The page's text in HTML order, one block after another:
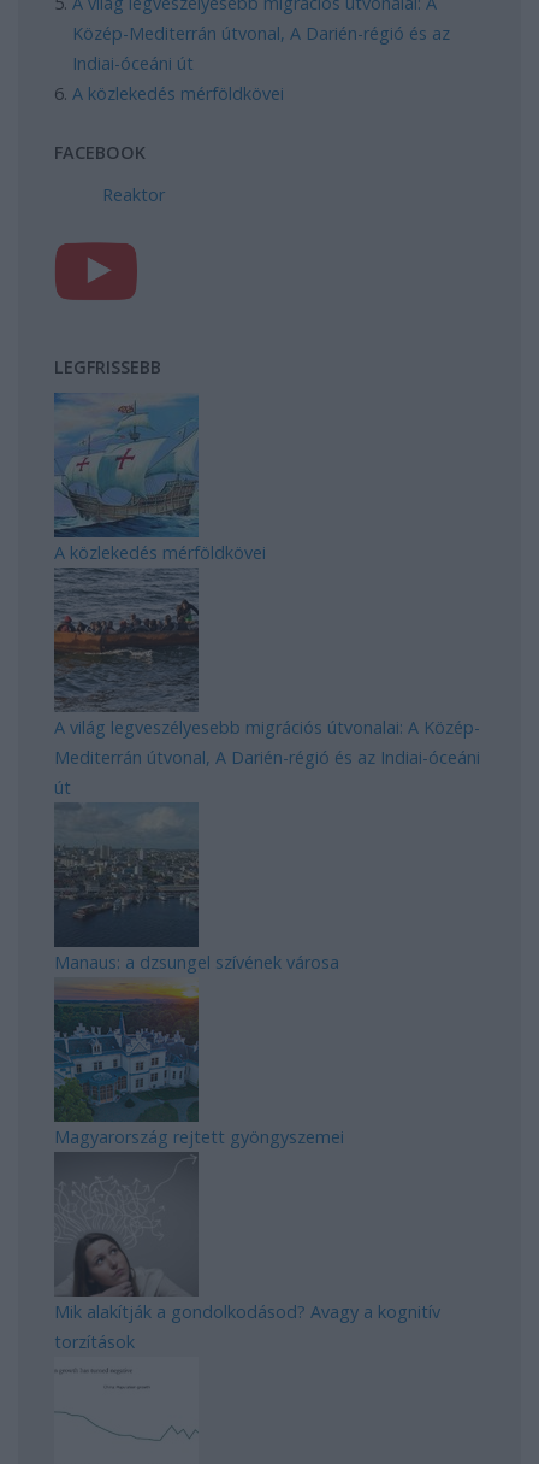
Közép-Mediterrán útvonal, A Darién-régió és az
Indiai-óceáni út
A közlekedés mérföldkövei
FACEBOOK
Reaktor
LEGFRISSEBB
A közlekedés mérföldkövei
A világ legveszélyesebb migrációs útvonalai: A Közép-
Mediterrán útvonal, A Darién-régió és az Indiai-óceáni
út
Manaus: a dzsungel szívének városa
Magyarország rejtett gyöngyszemei
Mik alakítják a gondolkodásod? Avagy a kognitív
torzítások